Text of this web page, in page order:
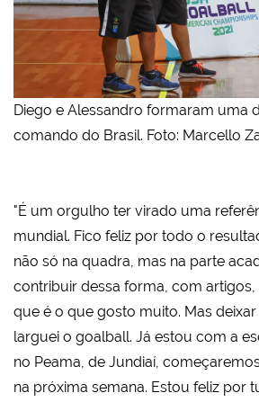
Diego e Alessandro formaram uma
comando do Brasil. Foto: Marcello
"É um orgulho ter virado uma
mundial. Fico feliz por todo o
não só na quadra, mas na parte
contribuir dessa forma, com artigos,
que é o que gosto muito. Mas
larguei o goalball. Já estou com a
no Peama, de Jundiaí,
na próxima semana. Estou feliz por